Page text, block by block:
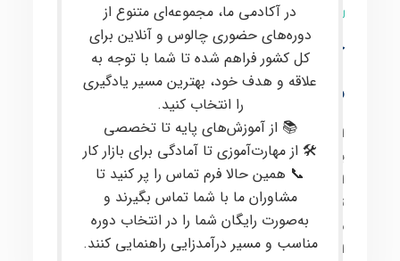
آموزش فارکس از صفر تا
صد با پشتیبانی تخصصی
این دوره برایعلاقه‌مندان به معامله در بازارهای مالی
بین‌المللی، از جملهفارکس و کریپتو، طراحی شده است. در
این دوره، مفاهیمپیشرفته‌ای مانندپرایس اکشن ،تحلیل
تکنیکال
وفاندامنتال، مدیریت سرمایهوروانشناسی
معاملاتبه صورتکاربردیآموزش داده می‌شود. هدف
اصلی،ارتقای مهارت معامله‌گران به سطح حرفه‌ایو
در آکادمی ما، مجموعه‌ای متنوع از
دوره‌های حضوری چالوس و آنلاین برای
کل کشور فراهم شده تا شما با توجه به
علاقه و هدف خود، بهترین مسیر یادگیری
را انتخاب کنید.
📚 از آموزش‌های پایه تا تخصصی
🛠 از مهارت‌آموزی تا آمادگی برای بازار کار
📞 همین حالا فرم تماس را پر کنید تا
مشاوران ما با شما تماس بگیرند و
به‌صورت رایگان شما را در انتخاب دوره
مناسب و مسیر درآمدزایی راهنمایی کنند.